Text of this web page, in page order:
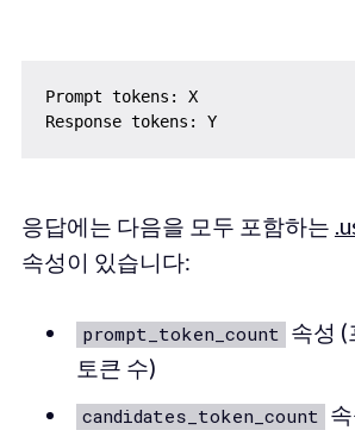
Prompt tokens: X
Response tokens: Y
응답에는 다음을 모두 포함하는
속성이 있습니다:
prompt_token_count 속성 (
토큰 수)
candidates_token_count